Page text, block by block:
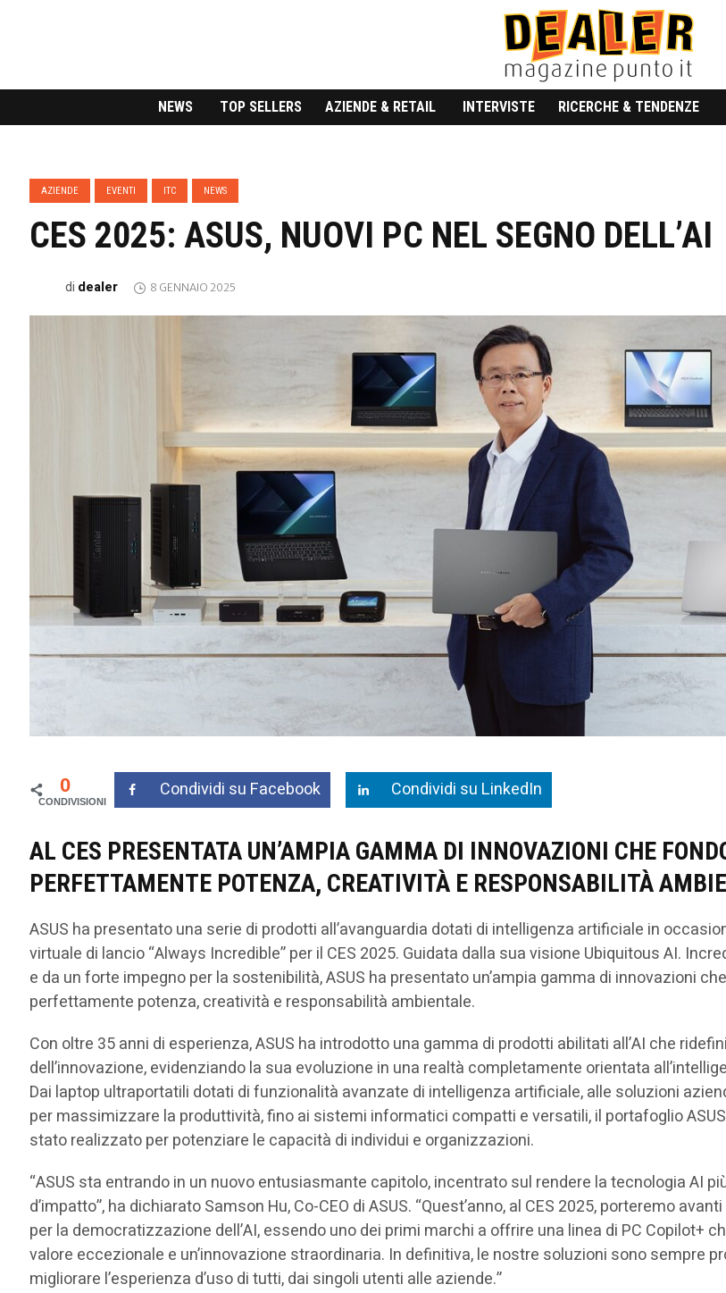
NEWS TOP SELLERS AZIENDE & RETAIL INTERVISTE RICERCHE & TENDENZE
AZIENDE EVENTI ITC NEWS
CES 2025: ASUS, NUOVI PC NEL SEGNO DELL’AI
di dealer 8 GENNAIO 2025
0 Condividi su Facebook Condividi su LinkedIn
AL CES PRESENTATA UN’AMPIA GAMMA DI INNOVAZIONI CHE
PERFETTAMENTE POTENZA, CREATIVITÀ E RESPONSABILITÀ
ASUS ha presentato una serie di prodotti all’avanguardia dotati di intelligenza artificiale in
virtuale di lancio “Always Incredible” per il CES 2025. Guidata dalla sua visione Ubiquitous AI.
e da un forte impegno per la sostenibilità, ASUS ha presentato un’ampia gamma di innovazioni
perfettamente potenza, creatività e responsabilità ambientale.
Con oltre 35 anni di esperienza, ASUS ha introdotto una gamma di prodotti abilitati all’AI che
dell’innovazione, evidenziando la sua evoluzione in una realtà completamente orientata
Dai laptop ultraportatili dotati di funzionalità avanzate di intelligenza artificiale, alle soluzioni
per massimizzare la produttività, fino ai sistemi informatici compatti e versatili, il portafoglio ASUS
stato realizzato per potenziare le capacità di individui e organizzazioni.
“ASUS sta entrando in un nuovo entusiasmante capitolo, incentrato sul rendere la tecnologia AI
d’impatto”, ha dichiarato Samson Hu, Co-CEO di ASUS. “Quest’anno, al CES 2025, porteremo
per la democratizzazione dell’AI, essendo uno dei primi marchi a offrire una linea di PC Copilot+
valore eccezionale e un’innovazione straordinaria. In definitiva, le nostre soluzioni sono sempre
migliorare l’esperienza d’uso di tutti, dai singoli utenti alle aziende.”